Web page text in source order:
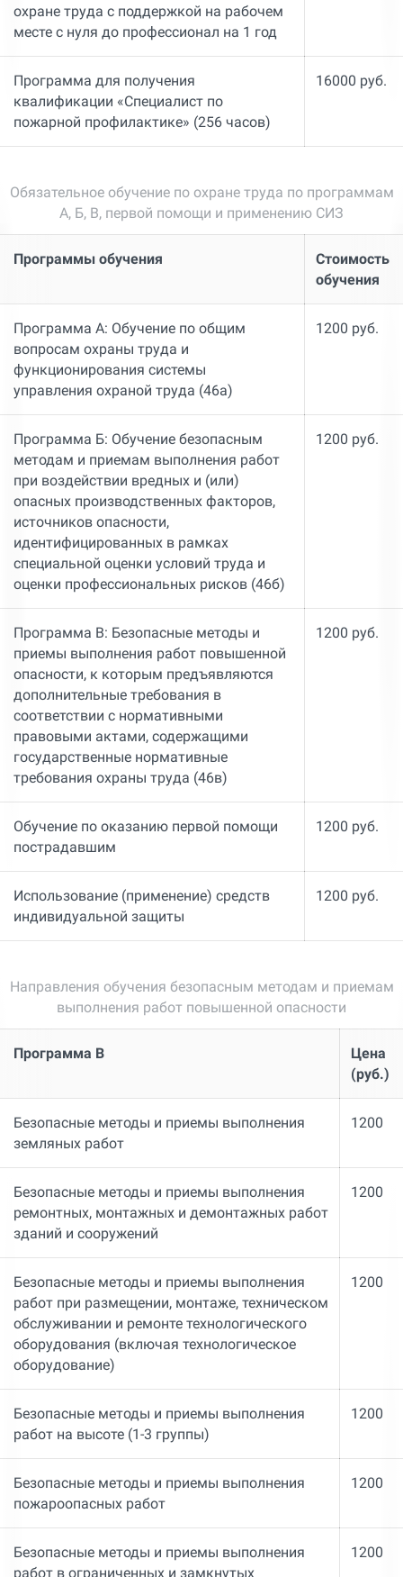
охране труда с поддержкой на рабочем
месте с нуля до профессионал на 1 год
Программа для получения
квалификации «Специалист по
пожарной профилактике» (256 часов)
16000 руб.
Обязательное обучение по охране труда по программам
А, Б, В, первой помощи и применению СИЗ
Программы обучения
Стоимость
обучения
Программа А: Обучение по общим
вопросам охраны труда и
функционирования системы
управления охраной труда (46а)
1200 руб.
Программа Б: Обучение безопасным
методам и приемам выполнения работ
при воздействии вредных и (или)
опасных производственных факторов,
источников опасности,
идентифицированных в рамках
специальной оценки условий труда и
оценки профессиональных рисков (46б)
1200 руб.
Программа В: Безопасные методы и
приемы выполнения работ повышенной
опасности, к которым предъявляются
дополнительные требования в
соответствии с нормативными
правовыми актами, содержащими
государственные нормативные
требования охраны труда (46в)
1200 руб.
Обучение по оказанию первой помощи
пострадавшим
1200 руб.
Использование (применение) средств
индивидуальной защиты
1200 руб.
Направления обучения безопасным методам и приемам
выполнения работ повышенной опасности
Программа В
Цена
(руб.)
Безопасные методы и приемы выполнения
земляных работ
1200
Безопасные методы и приемы выполнения
ремонтных, монтажных и демонтажных работ
зданий и сооружений
1200
Безопасные методы и приемы выполнения
работ при размещении, монтаже, техническом
обслуживании и ремонте технологического
оборудования (включая технологическое
оборудование)
1200
Безопасные методы и приемы выполнения
работ на высоте (1-3 группы)
1200
Безопасные методы и приемы выполнения
пожароопасных работ
1200
Безопасные методы и приемы выполнения
работ в ограниченных и замкнутых
1200